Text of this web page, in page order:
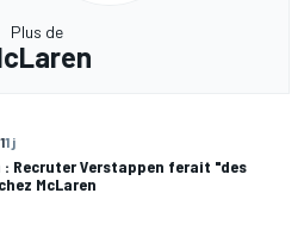
Plus de
1 j
: Recruter Verstappen ferait "des
McLaren